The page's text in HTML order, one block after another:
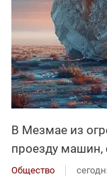
В Мезмае из
проезду машин,
Общество